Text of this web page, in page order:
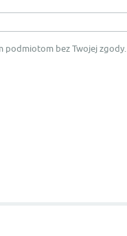
podmiotom bez Twojej zgody.